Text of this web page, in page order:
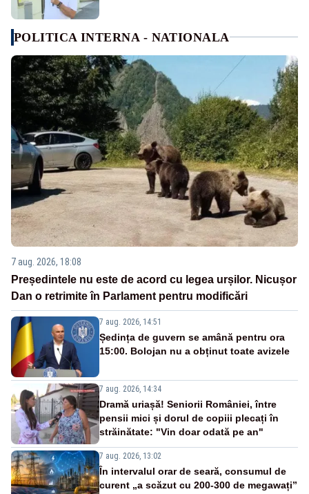
POLITICA INTERNA - NATIONALA
7 aug. 2026, 18:08
Președintele nu este de acord cu legea urșilor. Nicușor
Dan o retrimite în Parlament pentru modificări
7 aug. 2026, 14:51
Ședința de guvern se amână pentru ora
15:00. Bolojan nu a obținut toate avizele
7 aug. 2026, 14:34
Dramă uriașă! Seniorii României, între
pensii mici și dorul de copiii plecați în
străinătate: "Vin doar odată pe an"
7 aug. 2026, 13:02
În intervalul orar de seară, consumul de
curent „a scăzut cu 200-300 de megawați”